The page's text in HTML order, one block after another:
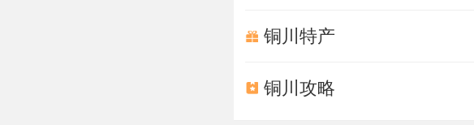
窑场，清乾隆年间曾创造了年
而出名，自元代至今，一直是
铜川特产
铜川攻略